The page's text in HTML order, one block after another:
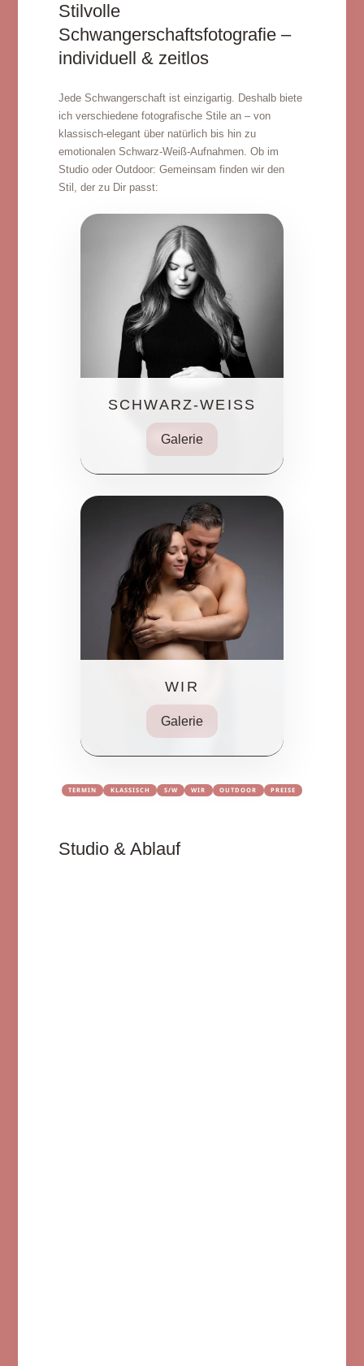
Stilvolle
Schwangerschaftsfotografie –
individuell & zeitlos
Jede Schwangerschaft ist einzigartig. Deshalb biete
ich verschiedene fotografische Stile an – von
klassisch-elegant über natürlich bis hin zu
emotionalen Schwarz-Weiß-Aufnahmen. Ob im
Studio oder Outdoor: Gemeinsam finden wir den
Stil, der zu Dir passt:
SCHWARZ-WEISS
Galerie
WIR
Galerie
TERMIN KLASSISCH S/W WIR OUTDOOR PREISE
Studio & Ablauf